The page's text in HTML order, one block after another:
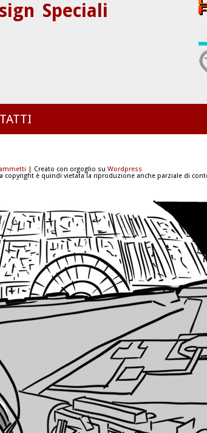
Speciali
| Creato con orgoglio su Wordpress
è quindi vietata la riproduzione anche parziale di